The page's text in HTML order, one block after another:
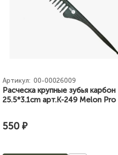
Артикул: 00-00026009
Расческа крупные зубья карбон
25.5*3.1cm арт.K-249 Melon Pro
550 ₽